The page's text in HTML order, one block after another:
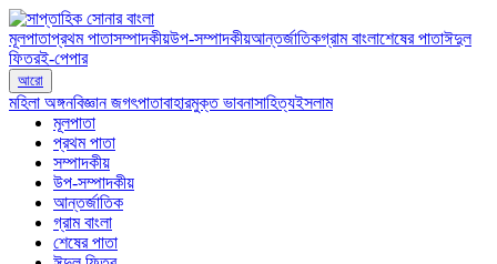
মূলপাতাপ্রথম পাতাসম্পাদকীয়উপ-সম্পাদকীয়আন্তর্জাতিকগ্রাম বাংলাশেষের পাতাঈদুল
ফিতরই-পেপার
আরো
মহিলা অঙ্গনবিজ্ঞান জগৎপাতাবাহারমুক্ত ভাবনাসাহিত্যইসলাম
মূলপাতা
প্রথম পাতা
সম্পাদকীয়
উপ-সম্পাদকীয়
আন্তর্জাতিক
গ্রাম বাংলা
শেষের পাতা